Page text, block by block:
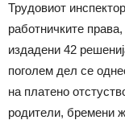
Трудовиот
работничките
издадени 42
поголем дел се
на платено
родители, бремени